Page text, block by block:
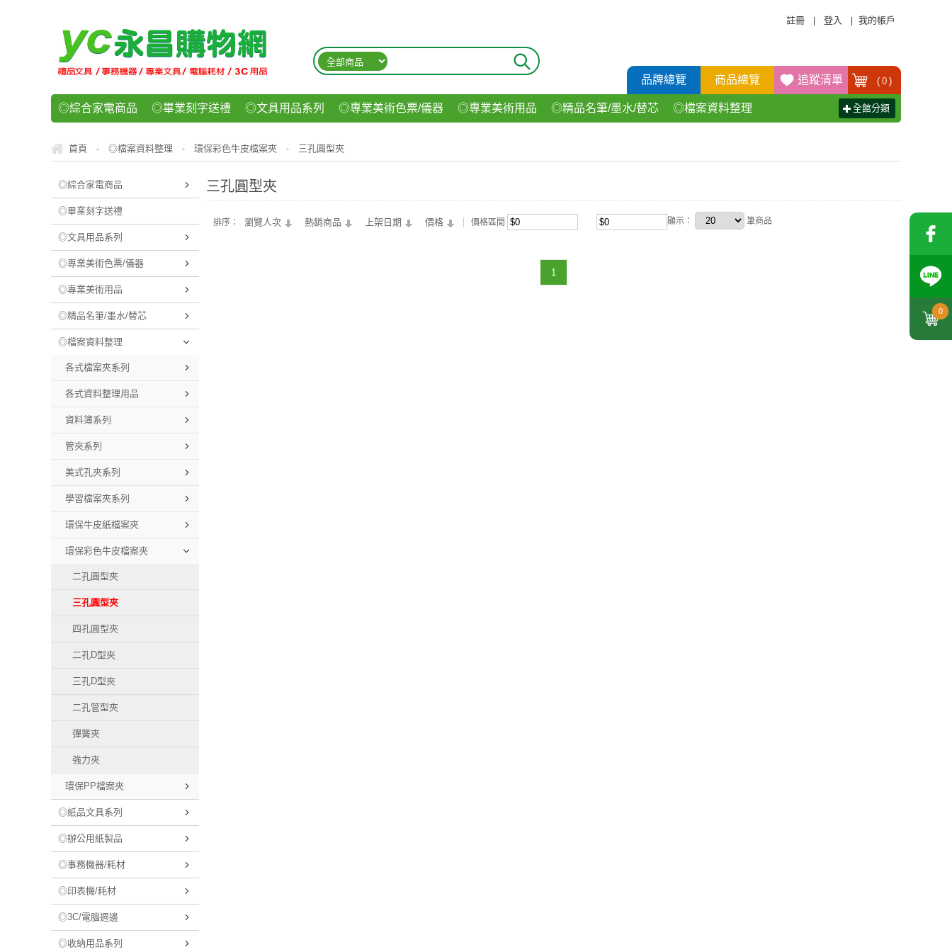
0
註冊 登入 我的帳戶
品牌總覽 商品總覽 追蹤清單 ( 0 )
◎綜合家電商品 ◎畢業刻字送禮 ◎文具用品系列 ◎專業美術色票/儀器 ◎專業美術用品 ◎精品名筆/墨水/替芯 ◎檔案資料整理
◎運動/休閒/樂器 ◎客製化禮贈品 ◎食品/零食/飲料
全館分類
首頁 - ◎檔案資料整理 - 環保彩色牛皮檔案夾 - 三孔圓型夾
◎綜合家電商品
◎畢業刻字送禮
◎文具用品系列
◎專業美術色票/儀器
◎專業美術用品
◎精品名筆/墨水/替芯
◎檔案資料整理
各式檔案夾系列
各式資料整理用品
資料簿系列
管夾系列
美式孔夾系列
學習檔案夾系列
環保牛皮紙檔案夾
環保彩色牛皮檔案夾
二孔圓型夾
三孔圓型夾
四孔圓型夾
二孔D型夾
三孔D型夾
二孔管型夾
彈簧夾
強力夾
環保PP檔案夾
◎紙品文具系列
◎辦公用紙製品
◎事務機器/耗材
◎印表機/耗材
◎3C/電腦週邊
◎收納用品系列
三孔圓型夾
排序： 瀏覽人次 熱銷商品 上架日期 價格 價格區間 顯示： 筆商品
1